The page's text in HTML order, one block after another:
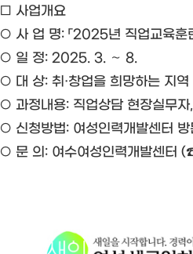
□ 사업개요
○ 사 업 명: 「2025년 직업교육훈
○ 일 정: 2025. 3. ∼ 8.
○ 대 상: 취·창업을 희망하는 지
○ 과정내용: 직업상담 현장실무
○ 신청방법: 여성인력개발센터
○ 문 의: 여수여성인력개발센